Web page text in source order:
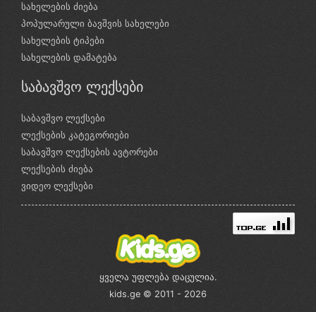
სახელების ძიება
პოპულარული ბავშვის სახელები
სახელების ტიპები
სახელების დამატება
საბავშვო ლექსები
საბავშვო ლექსები
ლექსების კატეგორიები
საბავშვო ლექსების ავტორები
ლექსების ძიება
ვიდეო ლექსები
ყველა უფლება დაცულია.
kids.ge © 2011 - 2026